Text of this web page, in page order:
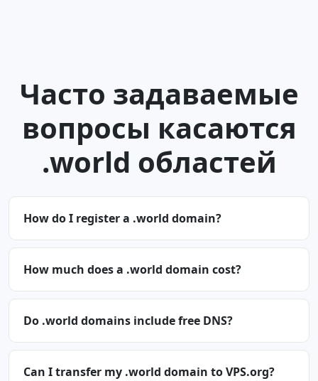
Часто задаваемые
вопросы касаются
.world областей
How do I register a .world domain?
How much does a .world domain cost?
Do .world domains include free DNS?
Can I transfer my .world domain to VPS.org?